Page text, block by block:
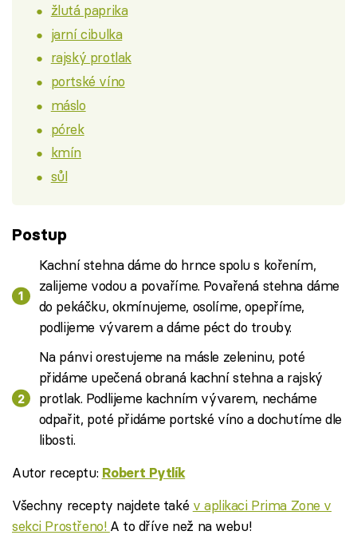
žlutá paprika
jarní cibulka
rajský protlak
portské víno
máslo
pórek
kmín
sůl
Postup
Kachní stehna dáme do hrnce spolu s kořením,
zalijeme vodou a povaříme. Povařená stehna dáme
do pekáčku, okmínujeme, osolíme, opepříme,
podlijeme vývarem a dáme péct do trouby.
Na pánvi orestujeme na másle zeleninu, poté
přidáme upečená obraná kachní stehna a rajský
protlak. Podlijeme kachním vývarem, necháme
odpařit, poté přidáme portské víno a dochutíme dle
libosti.
Autor receptu: Robert Pytlík
Všechny recepty najdete také v aplikaci Prima Zone v
sekci Prostřeno! A to dříve než na webu!